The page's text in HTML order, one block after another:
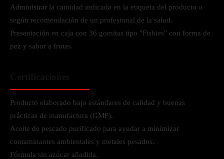
Administrar la cantidad indicada en la etiqueta del producto o
según recomendación de un profesional de la salud.
Presentación en caja con 36 gomitas tipo "Fishies" con forma de
pez y sabor a frutas.
Producto elaborado bajo estándares de calidad y buenas
prácticas de manufactura (GMP).
Aceite de pescado purificado para ayudar a minimizar
contaminantes ambientales y metales pesados.
Fórmula sin azúcar añadida.